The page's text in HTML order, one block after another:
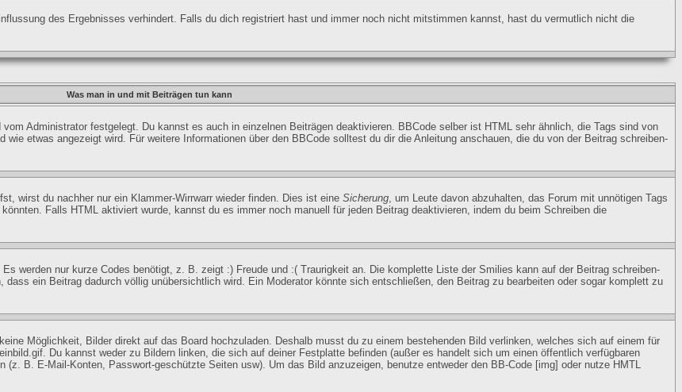
des Ergebnisses verhindert. Falls du dich registriert hast und immer noch nicht mitstimmen kannst, hast du vermutlich nicht die
Was man in und mit Beiträgen tun kann
Administrator festgelegt. Du kannst es auch in einzelnen Beiträgen deaktivieren. BBCode selber ist HTML sehr ähnlich, die Tags sind von
etwas angezeigt wird. Für weitere Informationen über den BBCode solltest du dir die Anleitung anschauen, die du von der Beitrag schreiben-
wirst du nachher nur ein Klammer-Wirrwarr wieder finden. Dies ist eine Sicherung, um Leute davon abzuhalten, das Forum mit unnötigen Tags
Falls HTML aktiviert wurde, kannst du es immer noch manuell für jeden Beitrag deaktivieren, indem du beim Schreiben die
werden nur kurze Codes benötigt, z. B. zeigt :) Freude und :( Traurigkeit an. Die komplette Liste der Smilies kann auf der Beitrag schreiben-
ein Beitrag dadurch völlig unübersichtlich wird. Ein Moderator könnte sich entschließen, den Beitrag zu bearbeiten oder sogar komplett zu
Möglichkeit, Bilder direkt auf das Board hochzuladen. Deshalb musst du zu einem bestehenden Bild verlinken, welches sich auf einem für
Du kannst weder zu Bildern linken, die sich auf deiner Festplatte befinden (außer es handelt sich um einen öffentlich verfügbaren
B. E-Mail-Konten, Passwort-geschützte Seiten usw). Um das Bild anzuzeigen, benutze entweder den BB-Code [img] oder nutze HMTL